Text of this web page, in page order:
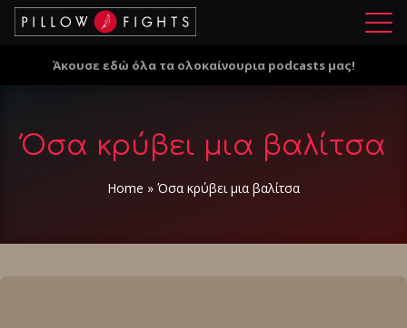
Μ
ο
Άκουσε εδώ όλα τα ολοκαίνουρια podcasts μας!
Όσα κρύβει μια βαλίτσα
Home » Όσα κρύβει μια βαλίτσα